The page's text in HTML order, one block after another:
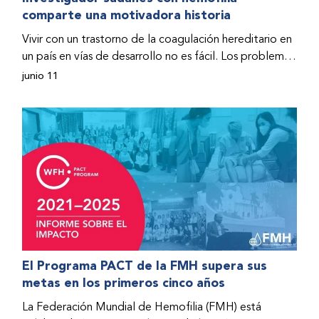
hospitalizado y terminó con daños graves en ambas
donado a través del Programa de Ayuda Humanitaria
de la Federación Mundial de Hemofilia (FMH) cuando
Fendi encontró la esperanza de una vida mejor.
comparte una motivadora historia
Vivir con un trastorno de la coagulación hereditario en
un país en vías de desarrollo no es fácil. Los problemas
se multiplican drásticamente cuando el país también
Hashim, hombre sudanés con hemofilia B, la vida no
representaba más que retos cotidianos hasta que la
asistencia proporcionada por la Federación Mundial
de Hemofilia (FMH) y su Programa de Ayuda
Humanitaria salvo su vida.
junio 11
El Programa PACT de la FMH supera sus
metas en los primeros cinco años
La Federación Mundial de Hemofilia (FMH) está